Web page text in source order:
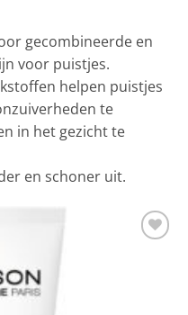
gecombineerde en
voor puistjes.
helpen puistjes
te
in het gezicht te
en schoner uit.